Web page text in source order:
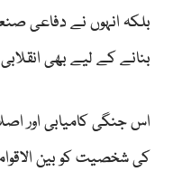
بلکہ انہوں نے دفاعی
بنانے کے لیے بھی انقلابی
اس جنگی کامیابی اور
کی شخصیت کو بین